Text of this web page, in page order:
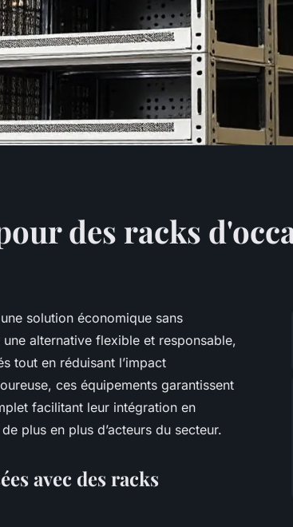
des racks
solution économique sans
alternative flexible et responsable,
tout en réduisant l’impact
ces équipements garantissent
facilitant leur intégration en
plus en plus d’acteurs du secteur.
avec des racks